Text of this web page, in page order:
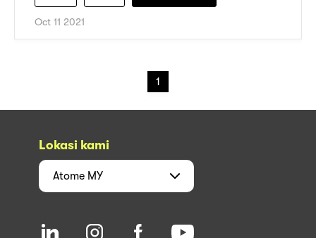
Oct 11 2021
1
Lokasi kami
Atome MY